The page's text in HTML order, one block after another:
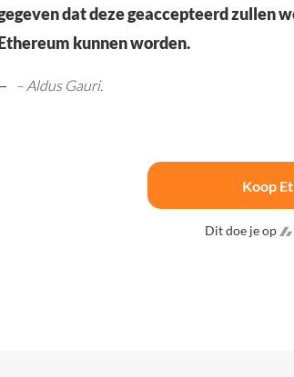
dat deze geaccepteerd zullen
kunnen worden.
– Aldus Gauri.
Koop
Dit doe je op